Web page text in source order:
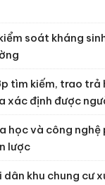
soát kháng
tìm kiếm, trao trả
xác định được
học và công nghệ
lược
khu chung cư